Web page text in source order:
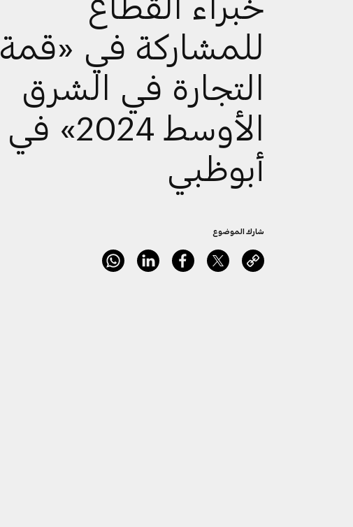
للمشاركة في «قمة
التجارة في الشرق
الأوسط 2024» في
أبوظبي
شارك الموضوع